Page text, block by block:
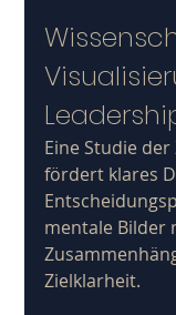
Eine Studie der
fördert klares
mentale Bilder
Zielklarheit.